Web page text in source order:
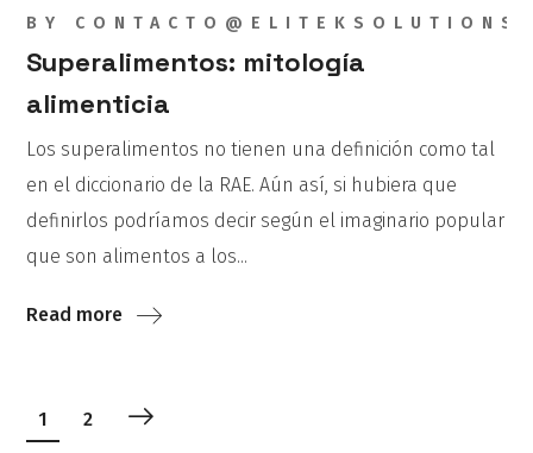
BY
Superalimentos: mitología
alimenticia
Los superalimentos no tienen una definición como tal
en el diccionario de la RAE. Aún así, si hubiera que
definirlos podríamos decir según el imaginario popular
que son alimentos a los...
Read more
1 2